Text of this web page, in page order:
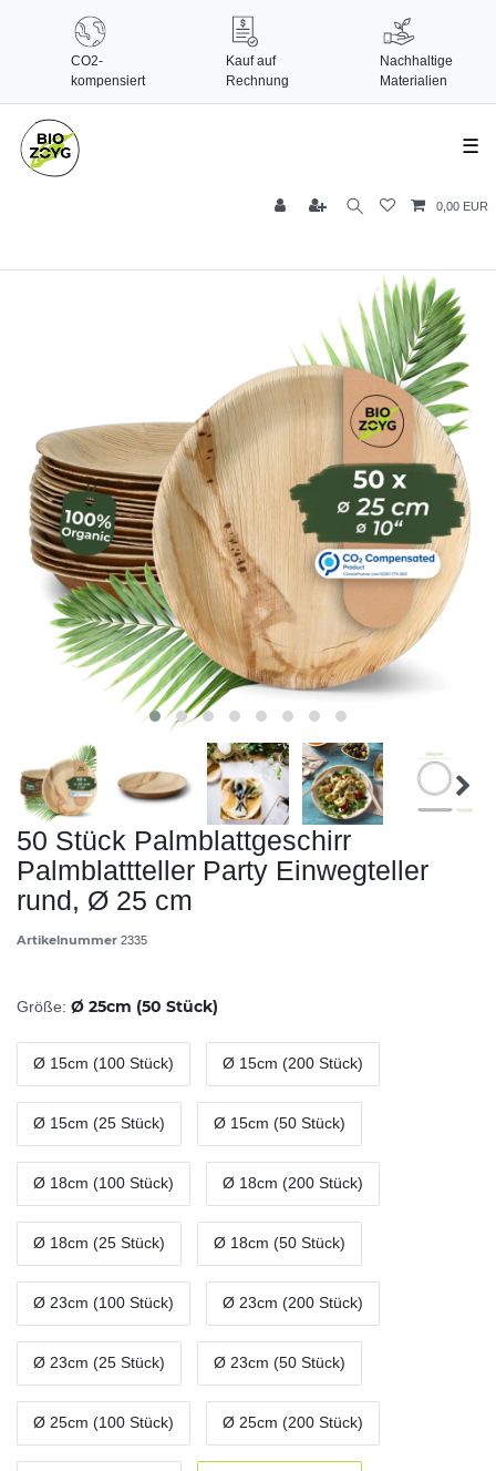
CO2-
kompensiert
Kauf auf
Rechnung
Nachhaltige
Materialien
☰
0,00 EUR
50 Stück Palmblattgeschirr
Palmblattteller Party Einwegteller
rund, Ø 25 cm
Artikelnummer 2335
Größe: Ø 25cm (50 Stück)
Ø 15cm (100 Stück) Ø 15cm (200 Stück)
Ø 15cm (25 Stück) Ø 15cm (50 Stück)
Ø 18cm (100 Stück) Ø 18cm (200 Stück)
Ø 18cm (25 Stück) Ø 18cm (50 Stück)
Ø 23cm (100 Stück) Ø 23cm (200 Stück)
Ø 23cm (25 Stück) Ø 23cm (50 Stück)
Ø 25cm (100 Stück) Ø 25cm (200 Stück)